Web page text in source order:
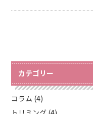
カテゴリー
コラム (4)